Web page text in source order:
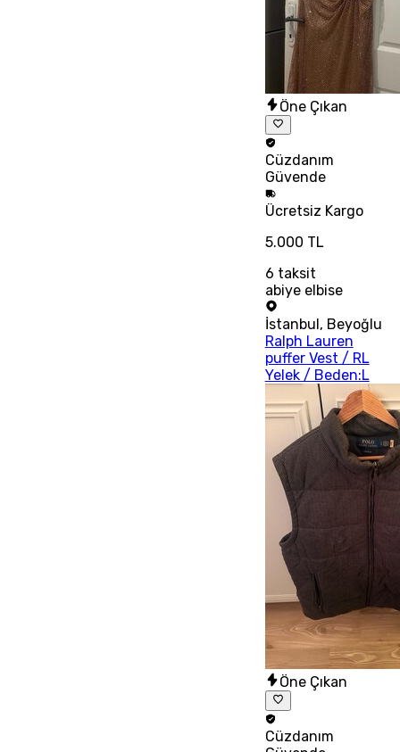
Öne Çıkan
Cüzdanım
Güvende
Ücretsiz Kargo
5.000 TL
6 taksit
abiye elbise
İstanbul , Beyoğlu
Ralph Lauren
puffer Vest / RL
Yelek / Beden:L
Öne Çıkan
Cüzdanım